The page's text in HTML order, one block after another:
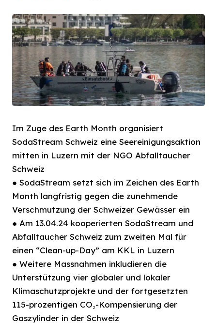
Im Zuge des Earth Month organisiert
SodaStream Schweiz eine Seereinigungsaktion
mitten in Luzern mit der NGO Abfalltaucher
Schweiz
● SodaStream setzt sich im Zeichen des Earth
Month langfristig gegen die zunehmende
Verschmutzung der Schweizer Gewässer ein
● Am 13.04.24 kooperierten SodaStream und
Abfalltaucher Schweiz zum zweiten Mal für
einen “Clean-up-Day” am KKL in Luzern
● Weitere Massnahmen inkludieren die
Unterstützung vier globaler und lokaler
Klimaschutzprojekte und der fortgesetzten
115-prozentigen CO₂-Kompensierung der
Gaszylinder in der Schweiz